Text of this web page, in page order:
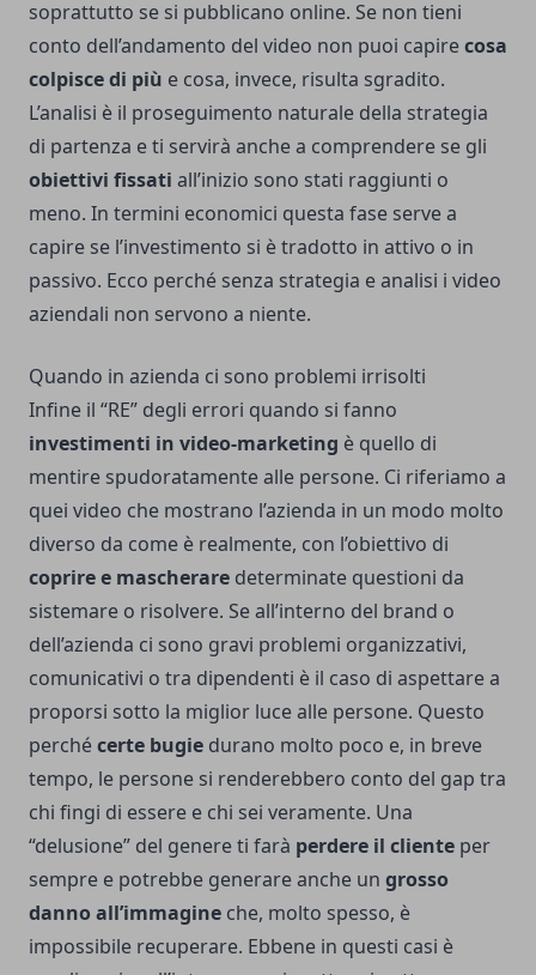
soprattutto se si pubblicano online. Se non tieni
conto dell’andamento del video non puoi capirecosa
colpisce di più e cosa, invece, risulta sgradito.
L’analisi è il proseguimento naturale della strategia
di partenza e ti servirà anche a comprendere se gli
obiettivi fissati all’inizio sono stati raggiunti o
meno. In termini economici questa fase serve a
capire se l’investimento si è tradotto in attivo o in
passivo. Ecco perché senza strategia e analisi i video
aziendali non servono a niente.
Quando in azienda ci sono problemi irrisolti
Infine il “RE” degli errori quando si fanno
investimenti in video-marketing è quello di
mentire spudoratamente alle persone. Ci riferiamo a
quei video che mostrano l’azienda in un modo molto
diverso da come è realmente, con l’obiettivo di
coprire e mascherare determinate questioni da
sistemare o risolvere. Se all’interno del brand o
dell’azienda ci sono gravi problemi organizzativi,
comunicativi o tra dipendenti è il caso di aspettare a
proporsi sotto la miglior luce alle persone. Questo
perchécerte bugie durano molto poco e, in breve
tempo, le persone si renderebbero conto del gap tra
chi fingi di essere e chi sei veramente. Una
“delusione” del genere ti farà perdere il cliente per
sempre e potrebbe generare anche un grosso
danno all’immagine che, molto spesso, è
impossibile recuperare. Ebbene in questi casi è